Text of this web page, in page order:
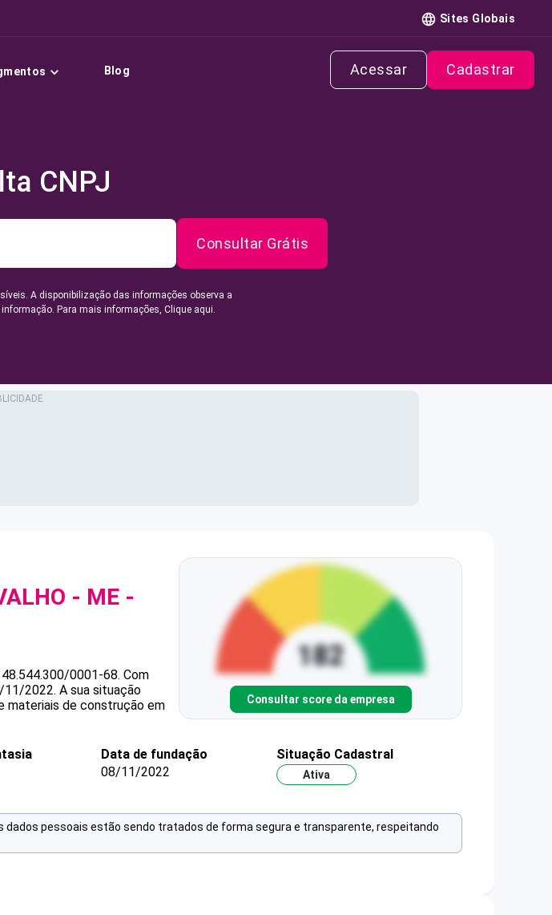
Sites Globais
Blog Acessar Cadastrar
CNPJ
Consultar Grátis
A disponibilização das informações observa a
Para mais informações, Clique aqui.
- ME -
48.544.300/0001-68. Com
11/2022. A sua situação
materiais de construção em
Consultar score da empresa
Data de fundação
08/11/2022
Situação Cadastral
Ativa
dados pessoais estão sendo tratados de forma segura e transparente, respeitando